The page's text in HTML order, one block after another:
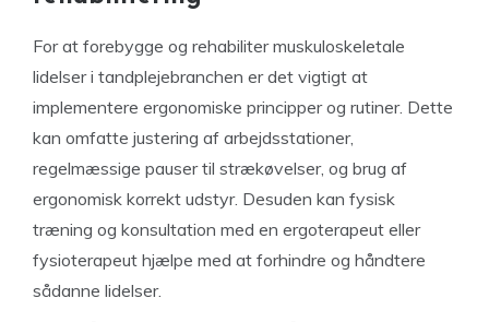
For at forebygge og rehabiliter muskuloskeletale
lidelser i tandplejebranchen er det vigtigt at
implementere ergonomiske principper og rutiner. Dette
kan omfatte justering af arbejdsstationer,
regelmæssige pauser til strækøvelser, og brug af
ergonomisk korrekt udstyr. Desuden kan fysisk
træning og konsultation med en ergoterapeut eller
fysioterapeut hjælpe med at forhindre og håndtere
sådanne lidelser.